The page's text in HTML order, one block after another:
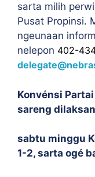
sarta milih
Pusat Propinsi.
ngeunaan
nelepon 402-
Konvénsi
sareng
sabtu minggu
1-2, sarta ogé